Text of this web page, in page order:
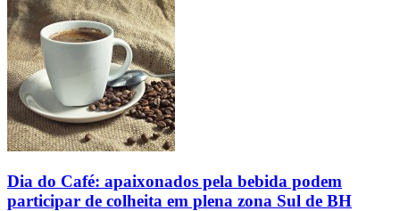
Dia do Café: apaixonados pela bebida podem
participar de colheita em plena zona Sul de BH